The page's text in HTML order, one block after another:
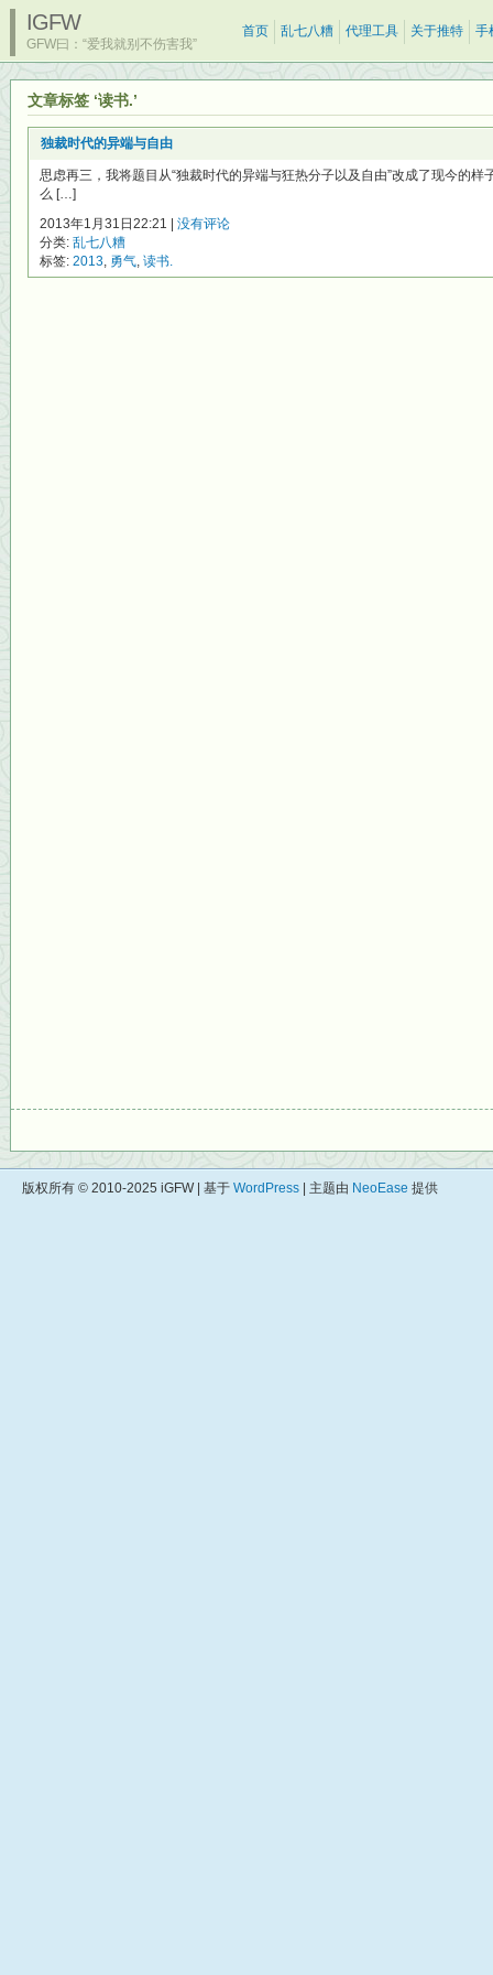
IGFW
GFW曰：“爱我就别不伤害我”
首页 乱七八糟 代理工具 关于推特 手
文章标签 ‘读书.’
独裁时代的异端与自由
思虑再三，我将题目从“独裁时代的异端与狂热分子以及自由”改成了现今的
么 […]
2013年1月31日22:21 | 没有评论
分类: 乱七八糟
标签: 2013, 勇气, 读书.
版权所有 © 2010-2025 iGFW | 基于 WordPress | 主题由 NeoEase 提供